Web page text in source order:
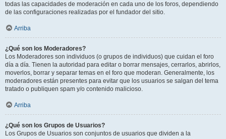
todas las capacidades de moderación en cada uno de los foros, dependiendo
de las configuraciones realizadas por el fundador del sitio.
Arriba
¿Qué son los Moderadores?
Los Moderadores son individuos (o grupos de individuos) que cuidan el foro
día a día. Tienen la autoridad para editar o borrar mensajes, cerrarlos, abrirlos,
moverlos, borrar y separar temas en el foro que moderan. Generalmente, los
moderadores están presentes para evitar que los usuarios se salgan del tema
tratado o publiquen spam y/o contenido malicioso.
Arriba
¿Qué son los Grupos de Usuarios?
Los Grupos de Usuarios son conjuntos de usuarios que dividen a la